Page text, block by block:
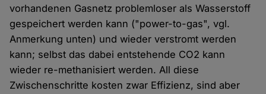
vorhandenen Gasnetz problemloser als Wasserstoff
gespeichert werden kann ("power-to-gas", vgl.
Anmerkung unten) und wieder verstromt werden
kann; selbst das dabei entstehende CO2 kann
wieder re-methanisiert werden. All diese
Zwischenschritte kosten zwar Effizienz, sind aber